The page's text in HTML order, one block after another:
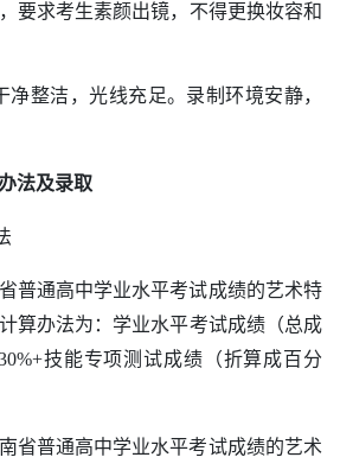
要求考生素颜出镜，不得更换妆容和
净整洁，光线充足。录制环境安静，
法及录取
普通高中学业水平考试成绩的艺术特
算办法为：学业水平考试成绩（总成
0%+技能专项测试成绩 （折算成百分
省普通高中学业水平考试成绩的艺术